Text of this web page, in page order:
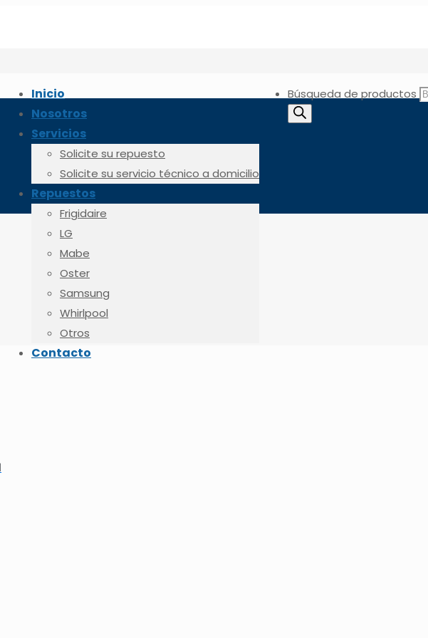
Inicio
Nosotros
Servicios
Solicite su repuesto
Solicite su servicio técnico a domicilio
Repuestos
Frigidaire
LG
Mabe
Oster
Samsung
Whirlpool
Otros
Contacto
Búsqueda de productos